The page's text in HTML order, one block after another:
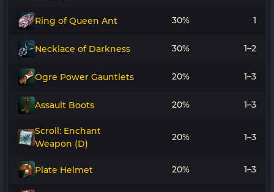
Ring of Queen Ant 30% 1
Necklace of Darkness 30% 1–2
Ogre Power Gauntlets 20% 1–3
Assault Boots 20% 1–3
Scroll: Enchant
Weapon (D)
20% 1–3
Plate Helmet 20% 1–3